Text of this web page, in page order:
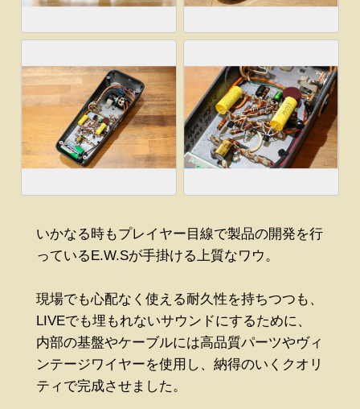
いかなる時もプレイヤー目線で製品の開発を行
っているE.W.Sが手掛ける上質なワウ。
現場でも心配なく使える耐久性を持ちつつも、
LIVEでも埋もれないサウンドにするために、
内部の基盤やケーブルには高品質パーツやヴィ
ンテージワイヤーを使用し、納得のいくクオリ
ティで完成させました。